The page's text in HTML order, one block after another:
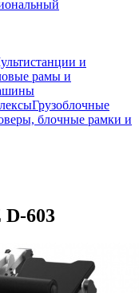
и
рамы и
Грузоблочные
блочные рамки и
603